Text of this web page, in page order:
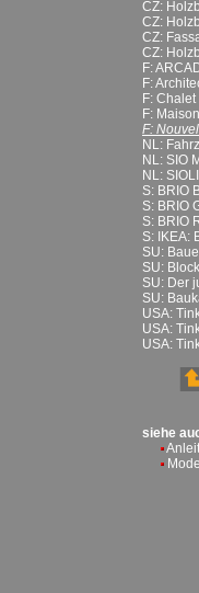
CZ:
CZ:
CZ:
CZ:
F:
F:
F:
F:
F:
NL:
NL: SIO
NL:
S: BRIO
S: BRIO
S: BRIO
S: IKEA:
SU:
SU:
SU: Der
SU:
USA:
USA:
USA:
siehe